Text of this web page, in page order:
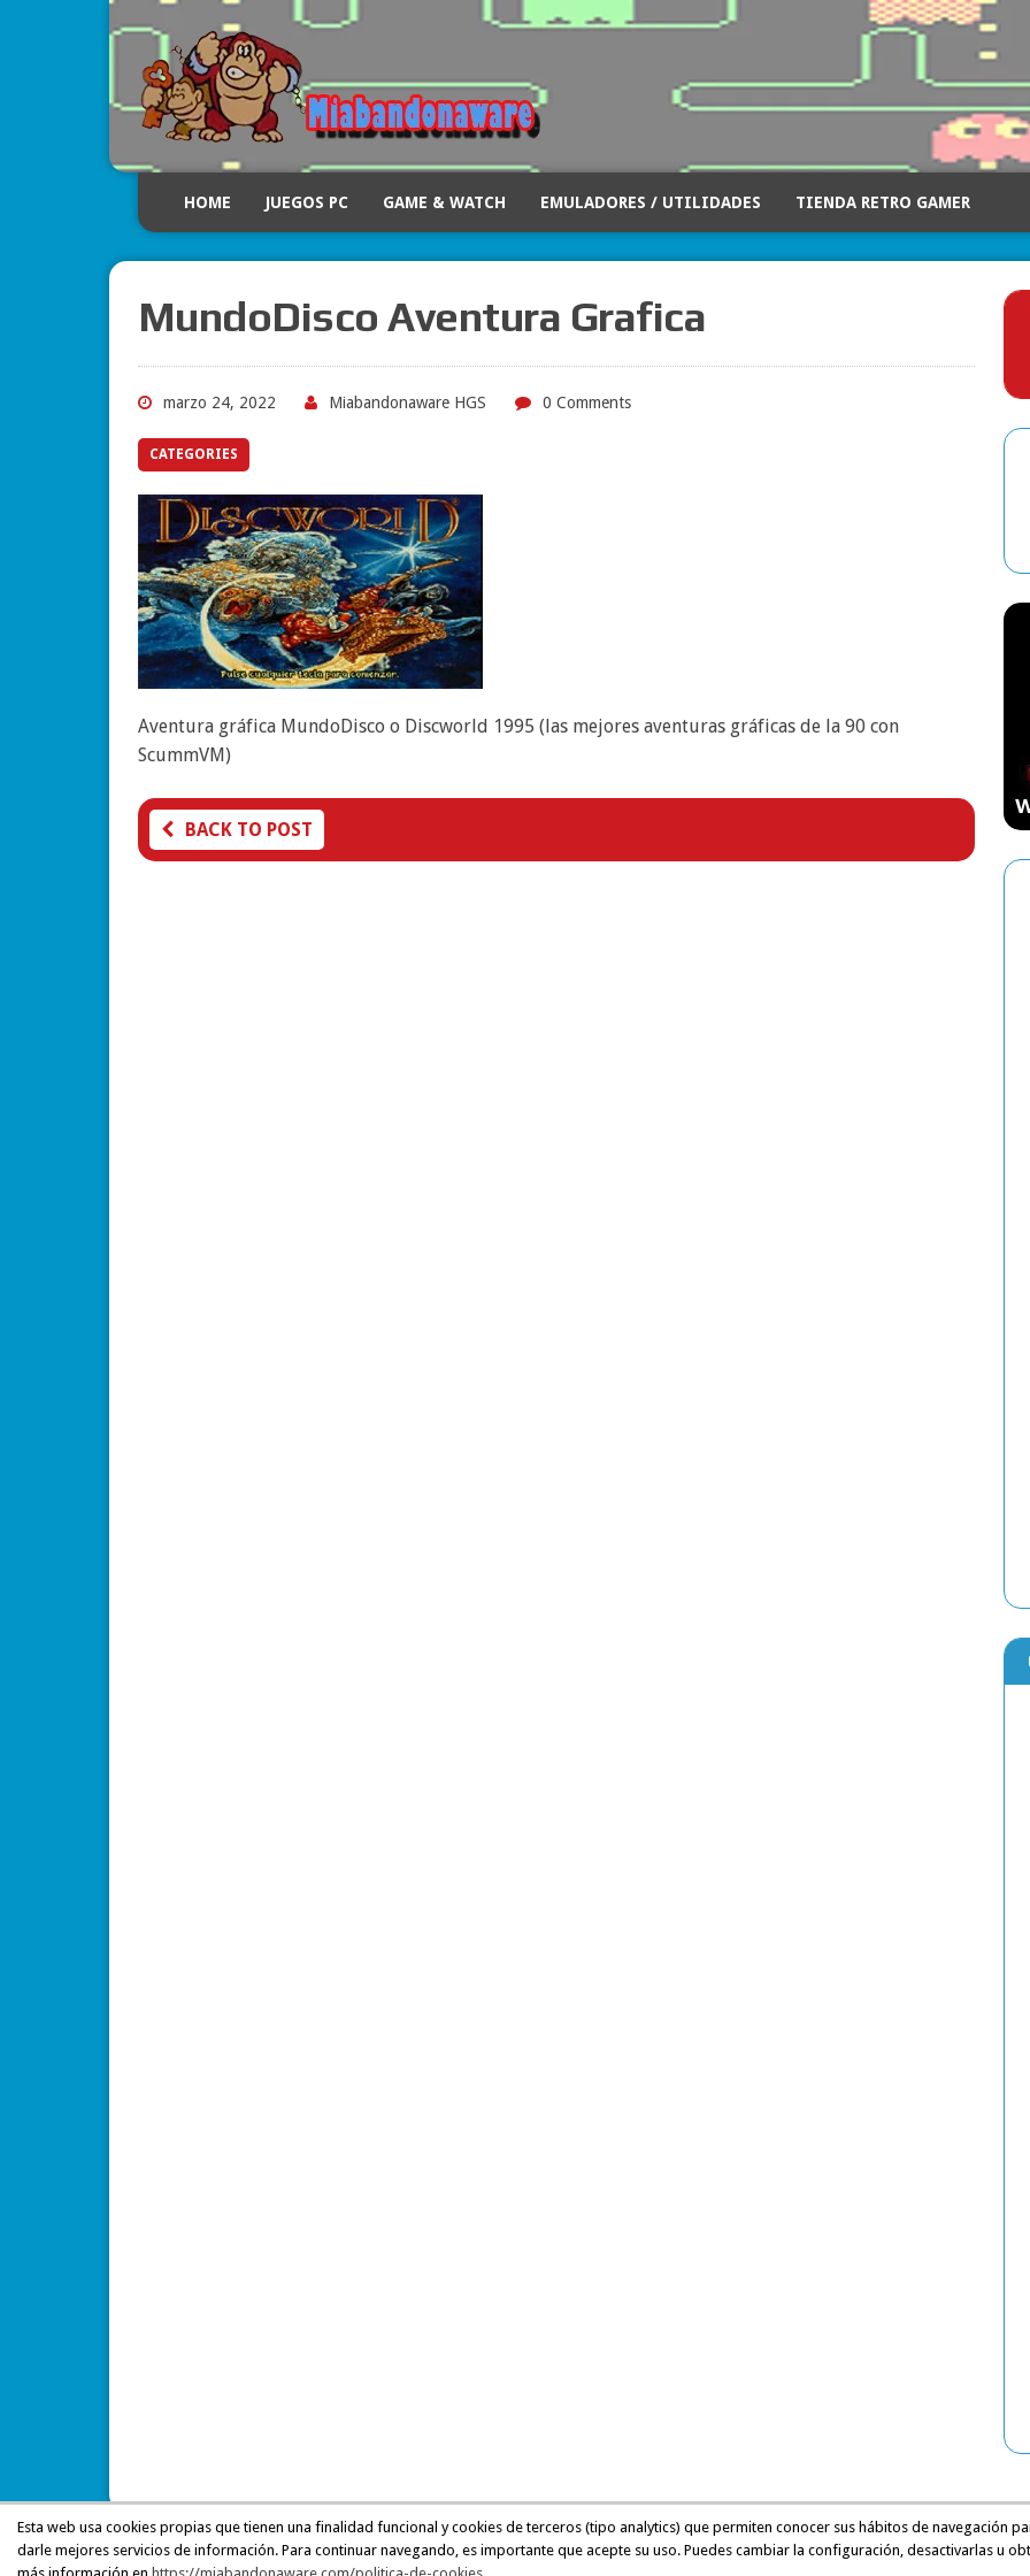
HOME JUEGOS PC GAME & WATCH EMULADORES / UTILIDADES TIENDA RETRO GAMER
MundoDisco Aventura Grafica
marzo 24, 2022 Miabandonaware HGS 0 Comments
CATEGORIES
Aventura gráfica MundoDisco o Discworld 1995 (las mejores aventuras gráficas de la 90 con
ScummVM)
BACK TO POST
Que Marcó una Época
Esta web usa cookies propias que tienen una finalidad funcional y cookies de terceros (tipo analytics) que permiten conocer sus hábitos de navegación
darle mejores servicios de información. Para continuar navegando, es importante que acepte su uso. Puedes cambiar la configuración, desactivarlas u